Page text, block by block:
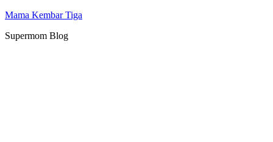
Mama Kembar Tiga
Supermom Blog